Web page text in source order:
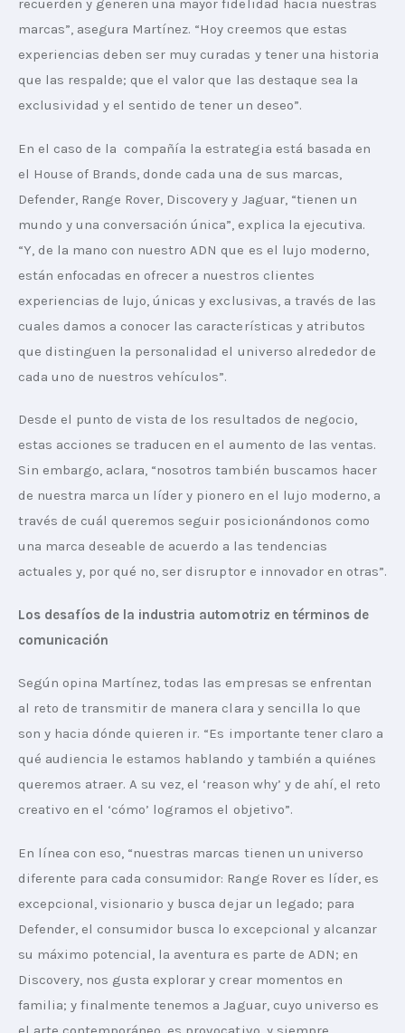
recuerden y generen una mayor fidelidad hacia nuestras
marcas”, asegura Martínez. “Hoy creemos que estas
experiencias deben ser muy curadas y tener una historia
que las respalde; que el valor que las destaque sea la
exclusividad y el sentido de tener un deseo”.
En el caso de la  compañía la estrategia está basada en
el House of Brands, donde cada una de sus marcas,
Defender, Range Rover, Discovery y Jaguar, “tienen un
mundo y una conversación única”, explica la ejecutiva.
“Y, de la mano con nuestro ADN que es el lujo moderno,
están enfocadas en ofrecer a nuestros clientes
experiencias de lujo, únicas y exclusivas, a través de las
cuales damos a conocer las características y atributos
que distinguen la personalidad el universo alrededor de
cada uno de nuestros vehículos”.
Desde el punto de vista de los resultados de negocio,
estas acciones se traducen en el aumento de las ventas.
Sin embargo, aclara, “nosotros también buscamos hacer
de nuestra marca un líder y pionero en el lujo moderno, a
través de cuál queremos seguir posicionándonos como
una marca deseable de acuerdo a las tendencias
actuales y, por qué no, ser disruptor e innovador en otras”.
Los desafíos de la industria automotriz en términos de
comunicación
Según opina Martínez, todas las empresas se enfrentan
al reto de transmitir de manera clara y sencilla lo que
son y hacia dónde quieren ir. “Es importante tener claro a
qué audiencia le estamos hablando y también a quiénes
queremos atraer. A su vez, el ‘reason why’ y de ahí, el reto
creativo en el ‘cómo’ logramos el objetivo”.
En línea con eso, “nuestras marcas tienen un universo
diferente para cada consumidor: Range Rover es líder, es
excepcional, visionario y busca dejar un legado; para
Defender, el consumidor busca lo excepcional y alcanzar
su máximo potencial, la aventura es parte de ADN; en
Discovery, nos gusta explorar y crear momentos en
familia; y finalmente tenemos a Jaguar, cuyo universo es